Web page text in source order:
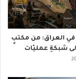
في العراق: من مكتبٍ
شبكةِ عمليّات